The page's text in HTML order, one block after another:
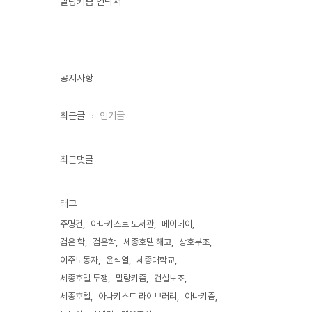
공지사항
최근글 인기글
최근댓글
태그
주명건 아나키스트 도서관
메이데이
검은 학
검은학 세종호텔 해고
상호부조
이주노동자
윤석열
세종대학교
세종호텔 투쟁
말랑키즘
건설노조
세종호텔
아나키스트 라이브러리
아나키즘